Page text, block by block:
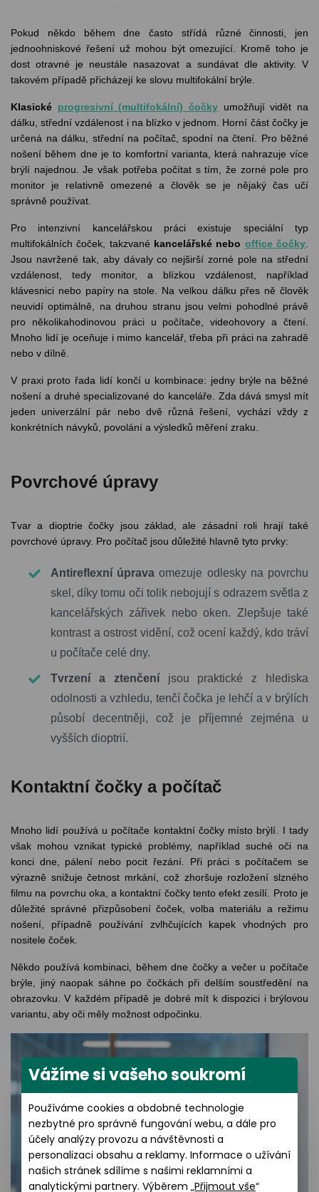
Pokud někdo během dne často střídá různé činnosti, jen
jednoohniskové řešení už mohou být omezující. Kromě toho je
dost otravné je neustále nasazovat a sundávat dle aktivity. V
takovém případě přicházejí ke slovu multifokální brýle.
Klasické progresivní (multifokální) čočky umožňují vidět na
dálku, střední vzdálenost i na blízko v jednom. Horní část čočky je
určená na dálku, střední na počítač, spodní na čtení. Pro běžné
nošení během dne je to komfortní varianta, která nahrazuje více
brýlí najednou. Je však potřeba počítat s tím, že zorné pole pro
monitor je relativně omezené a člověk se je nějaký čas učí
správně používat.
Pro intenzivní kancelářskou práci existuje speciální typ
multifokálních čoček, takzvané kancelářské nebo office čočky.
Jsou navržené tak, aby dávaly co nejširší zorné pole na střední
vzdálenost, tedy monitor, a blízkou vzdálenost, například
klávesnici nebo papíry na stole. Na velkou dálku přes ně člověk
neuvidí optimálně, na druhou stranu jsou velmi pohodlné právě
pro několikahodinovou práci u počítače, videohovory a čtení.
Mnoho lidí je oceňuje i mimo kancelář, třeba při práci na zahradě
nebo v dílně.
V praxi proto řada lidí končí u kombinace: jedny brýle na běžné
nošení a druhé specializované do kanceláře. Zda dává smysl mít
jeden univerzální pár nebo dvě různá řešení, vychází vždy z
konkrétních návyků, povolání a výsledků měření zraku.
Povrchové úpravy
Tvar a dioptrie čočky jsou základ, ale zásadní roli hrají také
povrchové úpravy. Pro počítač jsou důležité hlavně tyto prvky:
Antireflexní úprava omezuje odlesky na povrchu
skel, díky tomu oči tolik nebojují s odrazem světla z
kancelářských zářivek nebo oken. Zlepšuje také
kontrast a ostrost vidění, což ocení každý, kdo tráví
u počítače celé dny.
Tvrzení a ztenčeníjsou praktické z hlediska
odolnosti a vzhledu, tenčí čočka je lehčí a v brýlích
působí decentněji, což je příjemné zejména u
vyšších dioptrií.
Kontaktní čočky a počítač
Mnoho lidí používá u počítače kontaktní čočky místo brýlí. I tady
však mohou vznikat typické problémy, například suché oči na
konci dne, pálení nebo pocit řezání. Při práci s počítačem se
výrazně snižuje četnost mrkání, což zhoršuje rozložení slzného
filmu na povrchu oka, a kontaktní čočky tento efekt zesílí. Proto je
důležité správné přizpůsobení čoček, volba materiálu a režimu
nošení, případně používání zvlhčujících kapek vhodných pro
nositele čoček.
Někdo používá kombinaci, během dne čočky a večer u počítače
brýle, jiný naopak sáhne po čočkách při delším soustředění na
obrazovku. V každém případě je dobré mít k dispozici i brýlovou
variantu, aby oči měly možnost odpočinku.
Vážíme si vašeho soukromí
Používáme cookies a obdobné technologie
nezbytné pro správné fungování webu, a dále pro
účely analýzy provozu a návštěvnosti a
personalizaci obsahu a reklamy. Informace o užívání
našich stránek sdílíme s našimi reklamními a
analytickými partnery. Výběrem „Přijmout vše“